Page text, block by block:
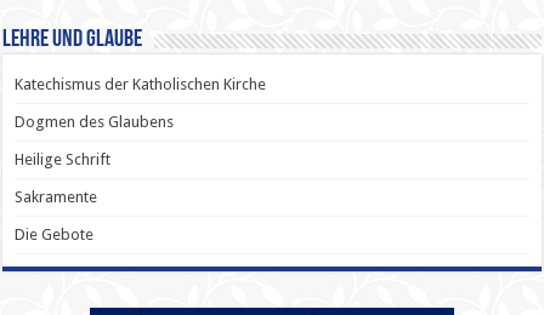
Lehre und Glaube
Katechismus der Katholischen Kirche
Dogmen des Glaubens
Heilige Schrift
Sakramente
Die Gebote